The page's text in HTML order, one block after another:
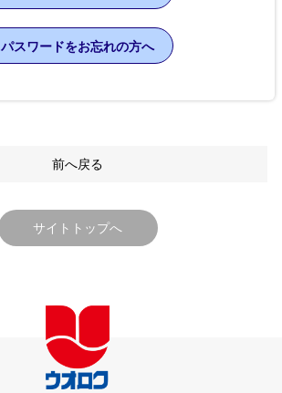
パスワードをお忘れの方へ
前へ戻る
サイトトップへ